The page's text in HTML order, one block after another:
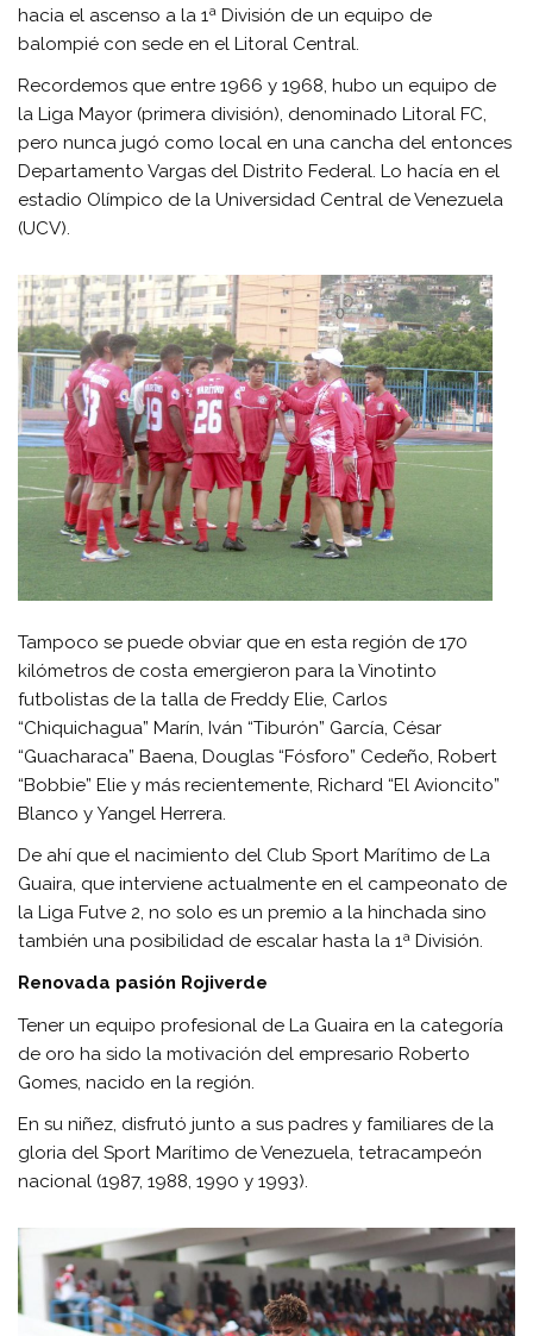
hacia el ascenso a la 1ª División de un equipo de
balompié con sede en el Litoral Central.
Recordemos que entre 1966 y 1968, hubo un equipo de
la Liga Mayor (primera división), denominado Litoral FC,
pero nunca jugó como local en una cancha del entonces
Departamento Vargas del Distrito Federal. Lo hacía en el
estadio Olímpico de la Universidad Central de Venezuela
(UCV).
Tampoco se puede obviar que en esta región de 170
kilómetros de costa emergieron para la Vinotinto
futbolistas de la talla de Freddy Elie, Carlos
“Chiquichagua” Marín, Iván “Tiburón” García, César
“Guacharaca” Baena, Douglas “Fósforo” Cedeño, Robert
“Bobbie” Elie y más recientemente, Richard “El Avioncito”
Blanco y Yangel Herrera.
De ahí que el nacimiento del Club Sport Marítimo de La
Guaira, que interviene actualmente en el campeonato de
la Liga Futve 2, no solo es un premio a la hinchada sino
también una posibilidad de escalar hasta la 1ª División.
Renovada pasión Rojiverde
Tener un equipo profesional de La Guaira en la categoría
de oro ha sido la motivación del empresario Roberto
Gomes, nacido en la región.
En su niñez, disfrutó junto a sus padres y familiares de la
gloria del Sport Marítimo de Venezuela, tetracampeón
nacional (1987, 1988, 1990 y 1993).